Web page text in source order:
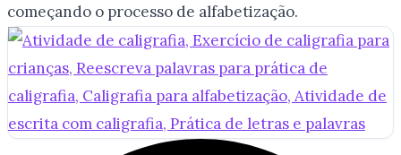
começando o processo de alfabetização.